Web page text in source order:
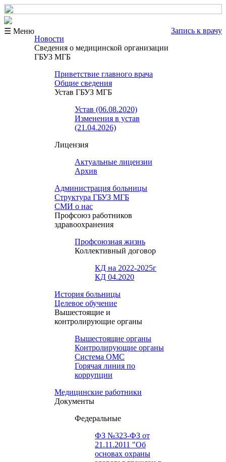
☰ Меню
Запись к врачу
Новости
Сведения о медицинской организации
ГБУЗ МГБ
Приветствие главного врача
Общие сведения
Устав ГБУЗ МГБ
Устав (06.08.2020)
Изменения в устав
(21.04.2026)
Лицензия
Актуальные лицензии
Архив
Администрация больницы
Структура ГБУЗ МГБ
СМИ о нас
Профсоюз работников
здравоохранения
Профсоюзная жизнь
Коллективный договор
КД на 2022-2025г
КД 04.2020
История больницы
Целевое обучение
Вышестоящие и
контролирующие органы
Вышестоящие органы
Контролирующие органы
Система ОМС
Горячая линия по
коррупции
Медицинские работники
Документы
Федеральные
ФЗ №323-ФЗ от
21.11.2011 "Об
основах охраны